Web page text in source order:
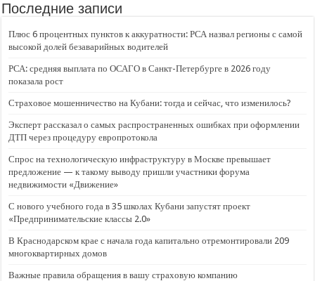
Последние записи
Плюс 6 процентных пунктов к аккуратности: РСА назвал регионы с самой
высокой долей безаварийных водителей
РСА: средняя выплата по ОСАГО в Санкт-Петербурге в 2026 году
показала рост
Страховое мошенничество на Кубани: тогда и сейчас, что изменилось?
Эксперт рассказал о самых распространенных ошибках при оформлении
ДТП через процедуру европротокола
Спрос на технологическую инфраструктуру в Москве превышает
предложение — к такому выводу пришли участники форума
недвижимости «Движение»
С нового учебного года в 35 школах Кубани запустят проект
«Предпринимательские классы 2.0»
В Краснодарском крае с начала года капитально отремонтировали 209
многоквартирных домов
Важные правила обращения в вашу страховую компанию